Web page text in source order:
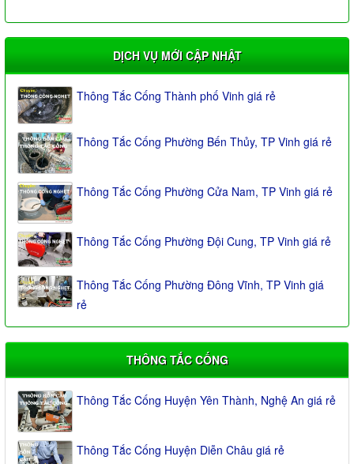
DỊCH VỤ MỚI CẬP NHẬT
Thông Tắc Cống Thành phố Vinh giá rẻ
Thông Tắc Cống Phường Bến Thủy, TP Vinh giá rẻ
Thông Tắc Cống Phường Cửa Nam, TP Vinh giá rẻ
Thông Tắc Cống Phường Đội Cung, TP Vinh giá rẻ
Thông Tắc Cống Phường Đông Vĩnh, TP Vinh giá
rẻ
THÔNG TẮC CỐNG
Thông Tắc Cống Huyện Yên Thành, Nghệ An giá rẻ
Thông Tắc Cống Huyện Diễn Châu giá rẻ